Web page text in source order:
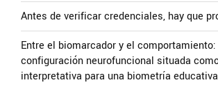
Antes de verificar credenciales, hay que
Entre el biomarcador y el comportamiento:
configuración neurofuncional situada
interpretativa para una biometría